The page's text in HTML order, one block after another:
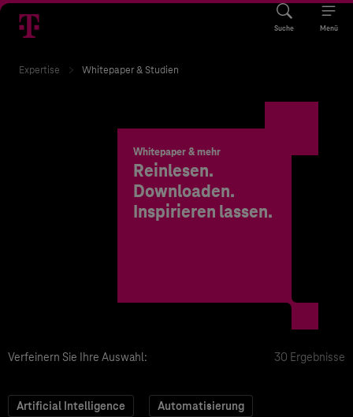
Suche Menü
Expertise Whitepaper & Studien
Whitepaper & mehr
Reinlesen.
Downloaden.
Inspirieren lassen.
Verfeinern Sie Ihre Auswahl: 30 Ergebnisse
Artificial Intelligence Automatisierung